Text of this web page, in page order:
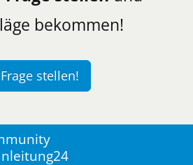
bekommen!
Frage stellen!